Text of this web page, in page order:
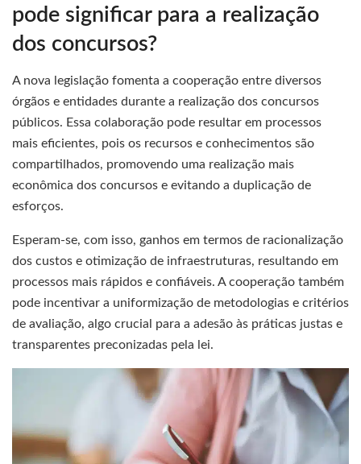
pode significar para a realização
dos concursos?
A nova legislação fomenta a cooperação entre diversos
órgãos e entidades durante a realização dos concursos
públicos. Essa colaboração pode resultar em processos
mais eficientes, pois os recursos e conhecimentos são
compartilhados, promovendo uma realização mais
econômica dos concursos e evitando a duplicação de
esforços.
Esperam-se, com isso, ganhos em termos de racionalização
dos custos e otimização de infraestruturas, resultando em
processos mais rápidos e confiáveis. A cooperação também
pode incentivar a uniformização de metodologias e critérios
de avaliação, algo crucial para a adesão às práticas justas e
transparentes preconizadas pela lei.